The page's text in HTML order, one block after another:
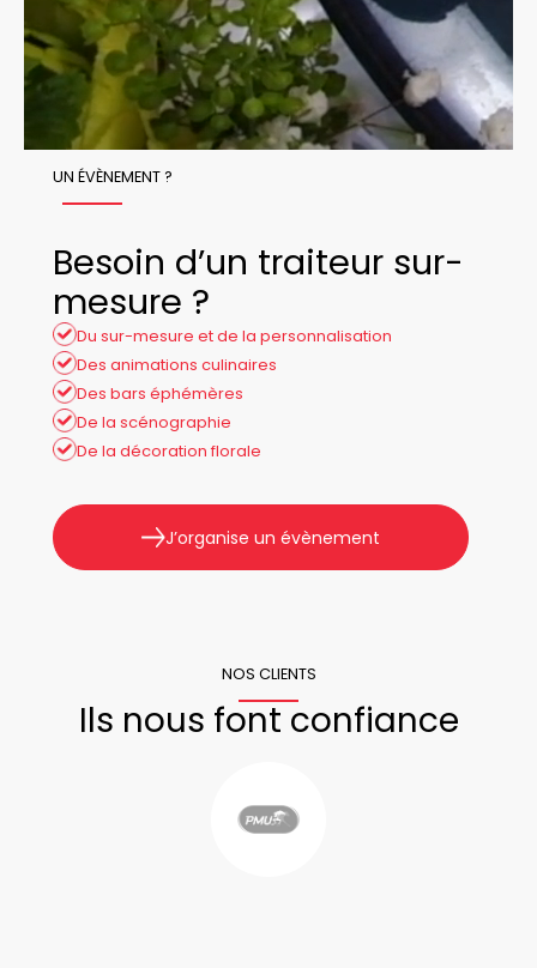
UN ÉVÈNEMENT ?
Besoin d’un traiteur sur-
mesure ?
Du sur-mesure et de la personnalisation
Des animations culinaires
Des bars éphémères
De la scénographie
De la décoration florale
J’organise un évènement
NOS CLIENTS
Ils nous font confiance